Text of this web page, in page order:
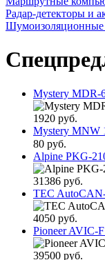
Радар-детекторы и
Шумоизоляционные
Mystery MDR-
1920 руб.
Mystery MNW
80 руб.
Alpine PKG-
31386 руб.
TEC
4050 руб.
Pioneer AVIC-
39500 руб.